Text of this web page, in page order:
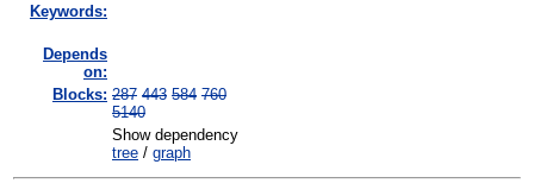
Keywords:
Depends
on:
Blocks: 287 443 584 760
5140
Show dependency
tree / graph